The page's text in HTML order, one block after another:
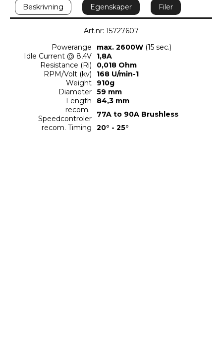
Beskrivning Egenskaper Filer
Art.nr: 15727607
Powerange
max. 2600W (15 sec.)
Idle Current @ 8,4V
1,8A
Resistance (Ri)
0,018 Ohm
RPM/Volt (kv)
168 U/min-1
Weight
910g
Diameter 59 mm
Length
84,3 mm
recom.
Speedcontroler
77A to 90A Brushless
recom. Timing
20° - 25°